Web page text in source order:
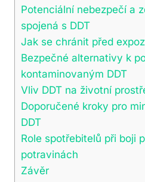
Potenciální nebezpečí a
spojená s DDT
Jak se chránit před
Bezpečné alternativy k
kontaminovaným DDT
Vliv DDT na životní
Doporučené kroky pro
DDT
Role spotřebitelů při boji
potravinách
Závěr